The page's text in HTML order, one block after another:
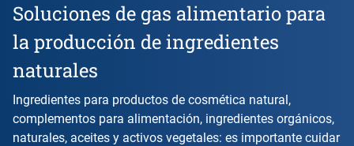
Soluciones de gas alimentario para
la producción de ingredientes
naturales
Ingredientes para productos de cosmética natural,
complementos para alimentación, ingredientes orgánicos,
naturales, aceites y activos vegetales: es importante cuidar